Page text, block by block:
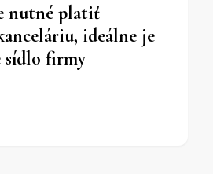
nutné platiť
ideálne je
firmy